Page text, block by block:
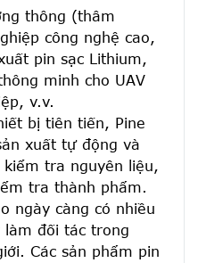
thông (thâm
công nghệ cao,
pin sạc Lithium,
minh cho UAV
v.v.
bị tiên tiến, Pine
xuất tự động và
kiểm tra nguyên liệu,
tra thành phẩm.
ngày càng có nhiều
làm đối tác trong
Các sản phẩm pin